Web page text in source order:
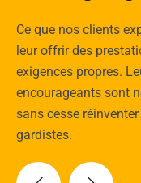
Ce que nos clients
leur offrir des
exigences propres.
encourageants sont
sans cesse
gardistes.